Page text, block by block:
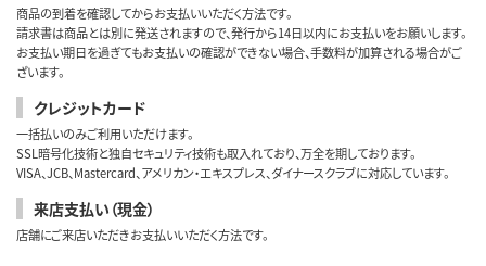
商品の到着を確認してからお支払いいただく方法です。
請求書は商品とは別に発送されますので、発行から14日以内にお支払いをお願いします。
お支払い期日を過ぎてもお支払いの確認ができない場合、手数料が加算される場合がご
ざいます。
クレジットカード
一括払いのみご利用いただけます。
SSL暗号化技術と独自セキュリティ技術も取入れており、万全を期しております。
VISA、JCB、Mastercard、アメリカン・エキスプレス、ダイナースクラブに対応しています。
来店支払い（現金）
店舗にご来店いただきお支払いいただく方法です。